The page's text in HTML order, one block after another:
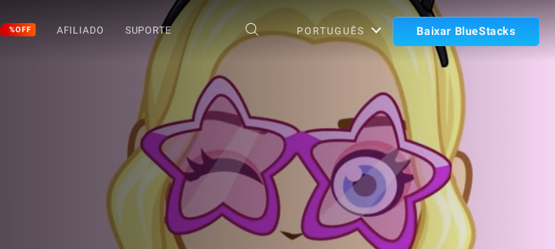
%OFF AFILIADO SUPORTE PORTUGUÊS Baixar BlueStacks